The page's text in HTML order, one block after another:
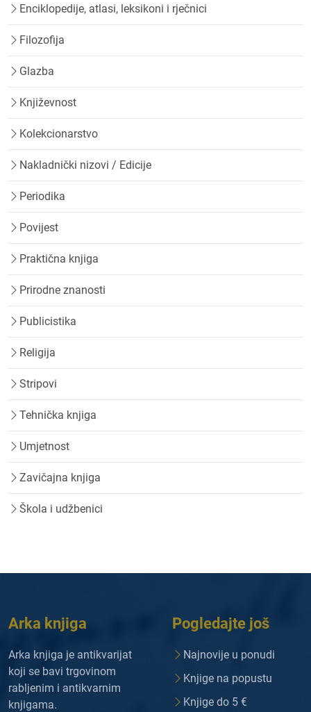
Enciklopedije, atlasi, leksikoni i rječnici
Filozofija
Glazba
Književnost
Kolekcionarstvo
Nakladnički nizovi / Edicije
Periodika
Povijest
Praktična knjiga
Prirodne znanosti
Publicistika
Religija
Stripovi
Tehnička knjiga
Umjetnost
Zavičajna knjiga
Škola i udžbenici
Arka knjiga
Arka knjiga je antikvarijat
koji se bavi trgovinom
rabljenim i antikvarnim
knjigama.
Pogledajte još
Najnovije u ponudi
Knjige na popustu
Knjige do 5 €